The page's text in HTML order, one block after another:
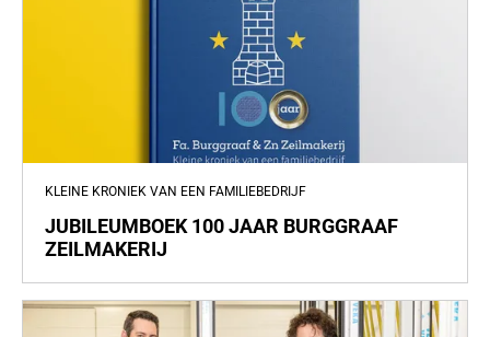
KLEINE KRONIEK VAN EEN FAMILIEBEDRIJF
JUBILEUMBOEK 100 JAAR BURGGRAAF
ZEILMAKERIJ